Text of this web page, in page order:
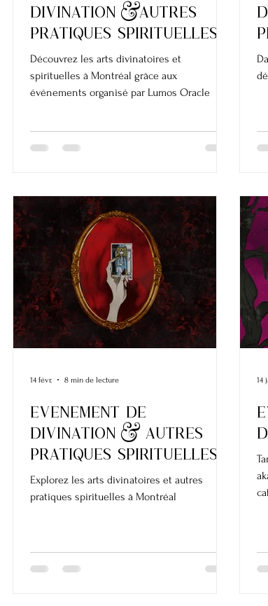
Divination &autres
pratiques spirituelles
À MONTREAL
Découvrez les arts divinatoires et
spirituelles à Montréal grâce aux
événements organisé par Lumos Oracle
Evenement de
divination & autres
pratiques spirituelles
Explorez les arts divinatoires et autres
pratiques spirituelles à Montréal
14 févr. 8 min de lecture 14